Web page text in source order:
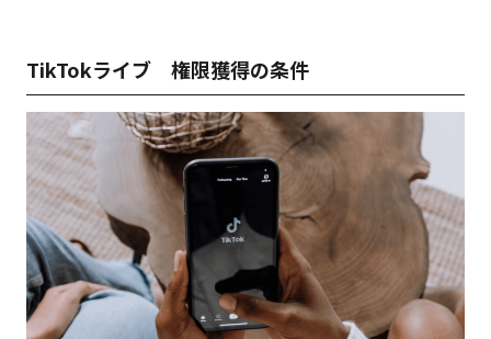
TikTokライブ 権限獲得の条件